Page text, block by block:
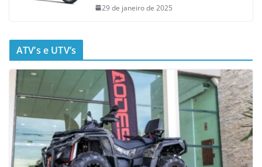
29 de janeiro de 2025
ATV’s e UTV’s